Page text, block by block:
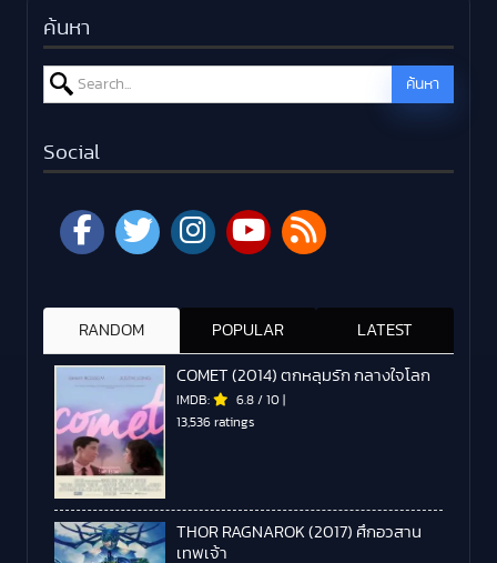
ค้นหา
Search for: ค้นหา
Social
RANDOM POPULAR LATEST
COMET (2014) ตกหลุมรัก กลางใจโลก
IMDB: 6.8 / 10 |
13,536 ratings
THOR RAGNAROK (2017) ศึกอวสาน
เทพเจ้า